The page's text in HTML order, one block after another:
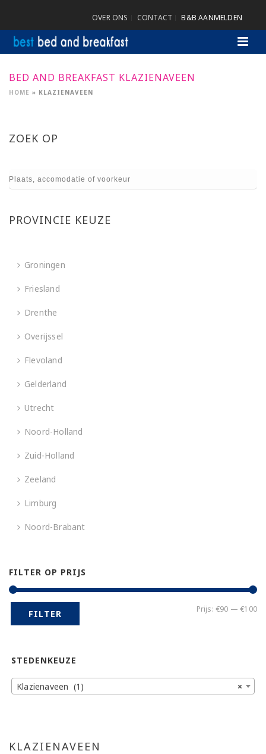
OVER ONS CONTACT B&B AANMELDEN
BED AND BREAKFAST KLAZIENAVEEN
HOME » KLAZIENAVEEN
KLAZIENAVEEN
ZOEK OP
PROVINCIE KEUZE
Groningen
Friesland
Drenthe
Overijssel
Flevoland
Gelderland
Utrecht
Noord-Holland
Zuid-Holland
Zeeland
Limburg
Noord-Brabant
FILTER OP PRIJS
FILTER Prijs: €90 —€100
STEDENKEUZE
×
Klazienaveen (1)